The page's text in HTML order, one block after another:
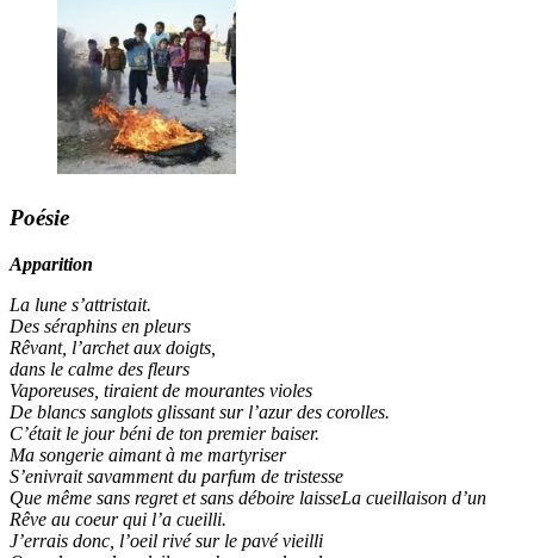
Poésie
Apparition
La lune s’attristait.
Des séraphins en pleurs
Rêvant, l’archet aux doigts,
dans le calme des fleurs
Vaporeuses, tiraient de mourantes violes
De blancs sanglots glissant sur l’azur des corolles.
C’était le jour béni de ton premier baiser.
Ma songerie aimant à me martyriser
S’enivrait savamment du parfum de tristesse
Que même sans regret et sans déboire laisseLa cueillaison d’un
Rêve au coeur qui l’a cueilli.
J’errais donc, l’oeil rivé sur le pavé vieilli